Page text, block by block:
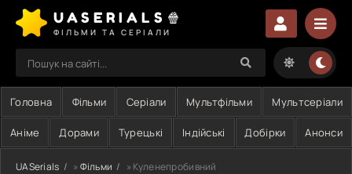
UASERIALS🍿
ФІЛЬМИ ТА СЕРІАЛИ
Головна Фільми Серіали Мультфільми Мультсеріали
Аніме Дорами Турецькі Індійські Добірки Анонси
UASerials » Фільми » Куленепробивний